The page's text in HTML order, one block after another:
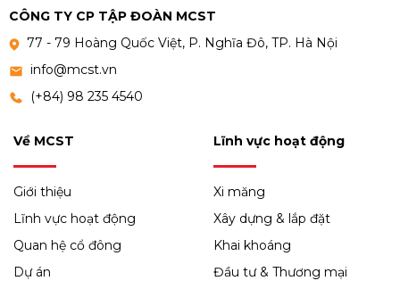
CÔNG TY CP TẬP ĐOÀN MCST
77 - 79 Hoàng Quốc Việt, P. Nghĩa Đô, TP. Hà Nội
info@mcst.vn
(+84) 98 235 4540
Về MCST
Giới thiệu
Lĩnh vực hoạt động
Quan hệ cổ đông
Dự án
Lĩnh vực hoạt động
Xi măng
Xây dựng & lắp đặt
Khai khoáng
Đầu tư & Thương mại